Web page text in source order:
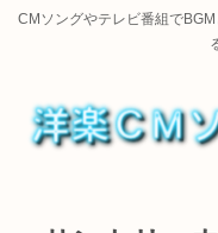
CMソングやテレビ番組で